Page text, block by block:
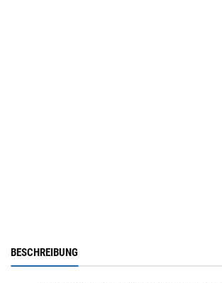
BESCHREIBUNG